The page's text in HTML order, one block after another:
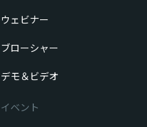
ウェビナー
ブローシャー
デモ＆ビデオ
イベント